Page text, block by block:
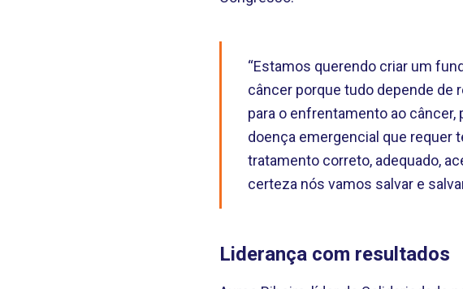
“Estamos querendo criar um
câncer porque tudo depende de
para o enfrentamento ao
doença emergencial que requer
tratamento correto, adequado,
certeza nós vamos salvar e
Liderança com resultados